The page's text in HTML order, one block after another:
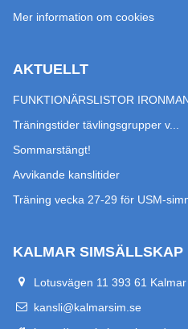
Mer information om cookies
AKTUELLT
FUNKTIONÄRSLISTOR
Träningstider tävlingsgrupper v...
Sommarstängt!
Avvikande kanslitider
Träning vecka 27-29 för USM-
KALMAR SIMSÄLLSKAP
Lotusvägen 11 393 61 Kalmar
kansli@kalmarsim.se